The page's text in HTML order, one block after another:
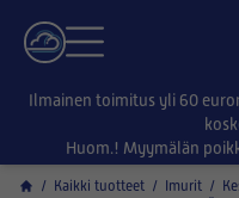
Ilmainen toimitus yli 60
Huom.! Myymälän
/ Kaikki tuotteet / Imurit /